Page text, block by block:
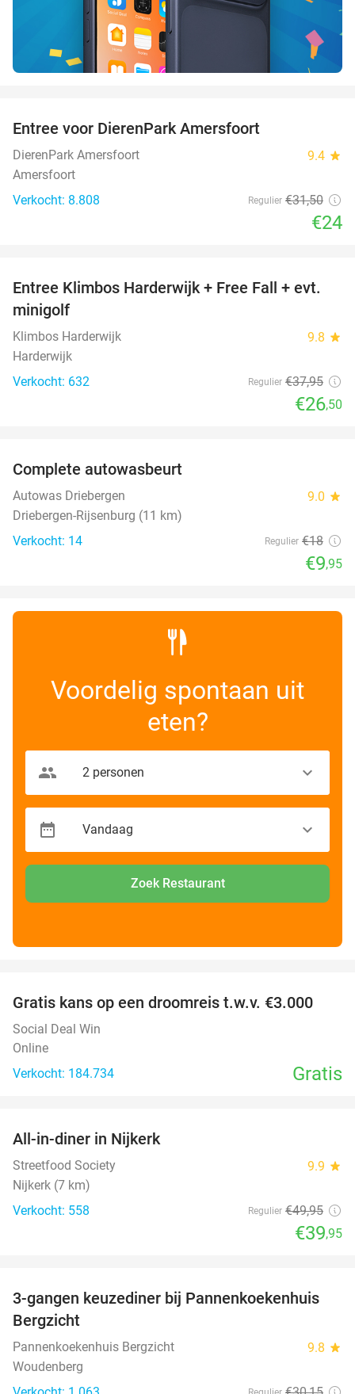
Entree voor DierenPark Amersfoort
DierenPark Amersfoort 9.4 star
Amersfoort
Verkocht: 8.808
Regulier €31,50
€24
30%
Entree Klimbos Harderwijk + Free Fall + evt.
minigolf
Klimbos Harderwijk 9.8 star
Harderwijk
Verkocht: 632
Regulier €37,95
€26,50
NEW
TODAY
Complete autowasbeurt
Autowas Driebergen 9.0 star
Driebergen-Rijsenburg (11 km)
Verkocht: 14
Regulier €18
€9,95
Voordelig spontaan uit
eten?
Zoek Restaurant
Gratis kans op een droomreis t.w.v. €3.000
Social Deal Win
Online
Verkocht: 184.734
Gratis
All-in-diner in Nijkerk
Streetfood Society 9.9 star
Nijkerk (7 km)
Verkocht: 558
Regulier €49,95
€39,95
42%
3-gangen keuzediner bij Pannenkoekenhuis
Bergzicht
Pannenkoekenhuis Bergzicht 9.8 star
Woudenberg